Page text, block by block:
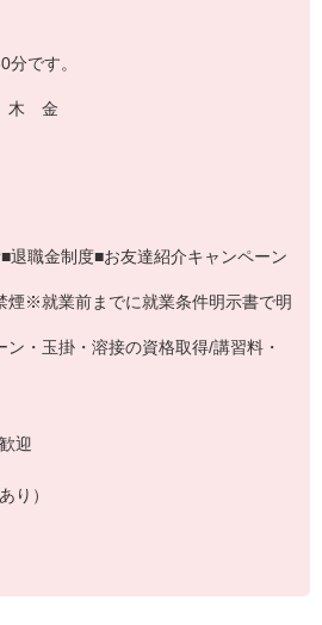
です。
木 金
退職金制度■お友達紹介キャンペーン
煙※就業前までに就業条件明示書で明
・玉掛・溶接の資格取得/講習料・
迎
り）